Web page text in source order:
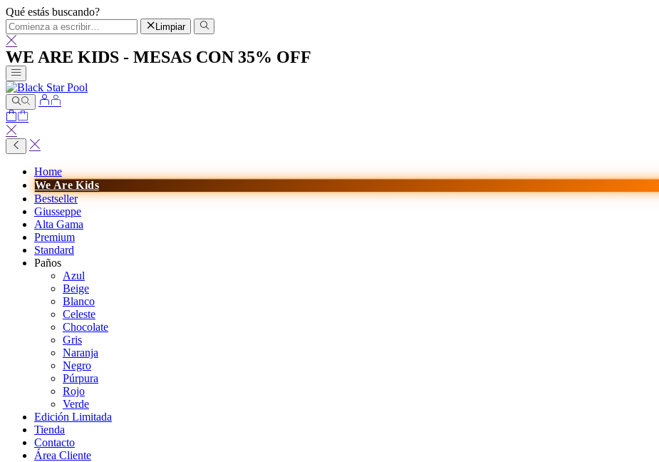
Qué estás buscando?
Limpiar
WE ARE KIDS - MESAS CON 35% OFF
Home
We Are Kids
Bestseller
Giusseppe
Alta Gama
Premium
Standard
Paños
Azul
Beige
Blanco
Celeste
Chocolate
Gris
Naranja
Negro
Púrpura
Rojo
Verde
Edición Limitada
Tienda
Contacto
Área Cliente